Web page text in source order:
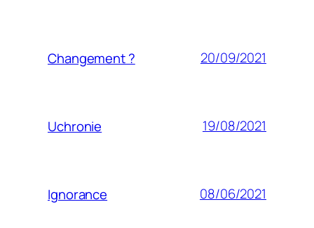
Changement ? 20/09/2021
Uchronie 19/08/2021
Ignorance 08/06/2021